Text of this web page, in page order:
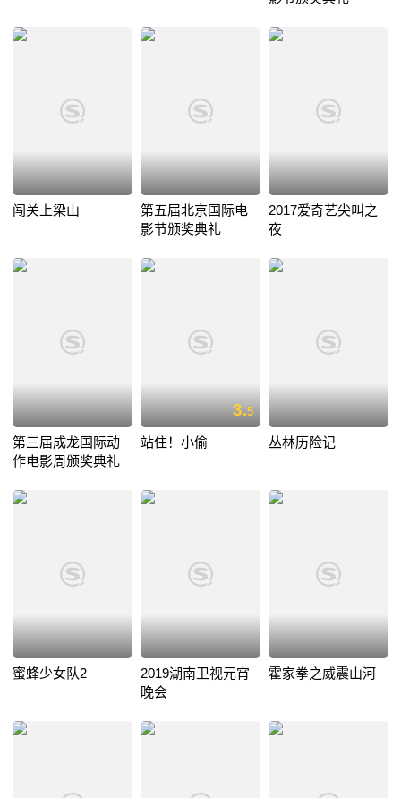
闯关上梁山
第五届北京国际电
影节颁奖典礼
2017爱奇艺尖叫之
夜
第三届成龙国际动
作电影周颁奖典礼
3.5
站住！小偷 丛林历险记
蜜蜂少女队2
2019湖南卫视元宵
晚会
霍家拳之威震山河